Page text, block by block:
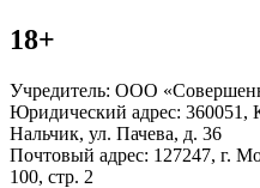
18+
Учредитель: ООО
Юридический адрес: 360051,
Нальчик, ул. Пачева, д. 36
Почтовый адрес: 127247, г.
100, стр. 2